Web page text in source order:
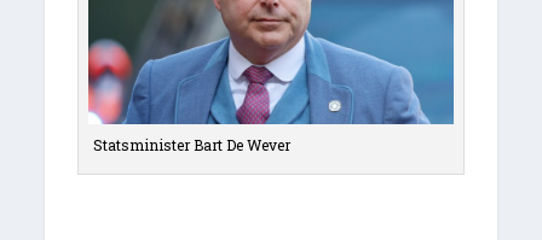
Statsminister Bart De Wever